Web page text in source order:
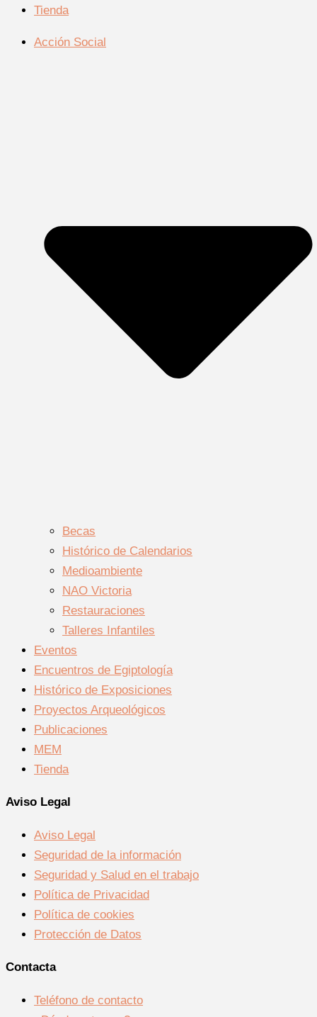
Tienda
Acción Social
Becas
Histórico de Calendarios
Medioambiente
NAO Victoria
Restauraciones
Talleres Infantiles
Eventos
Encuentros de Egiptología
Histórico de Exposiciones
Proyectos Arqueológicos
Publicaciones
MEM
Tienda
Aviso Legal
Aviso Legal
Seguridad de la información
Seguridad y Salud en el trabajo
Política de Privacidad
Política de cookies
Protección de Datos
Contacta
Teléfono de contacto